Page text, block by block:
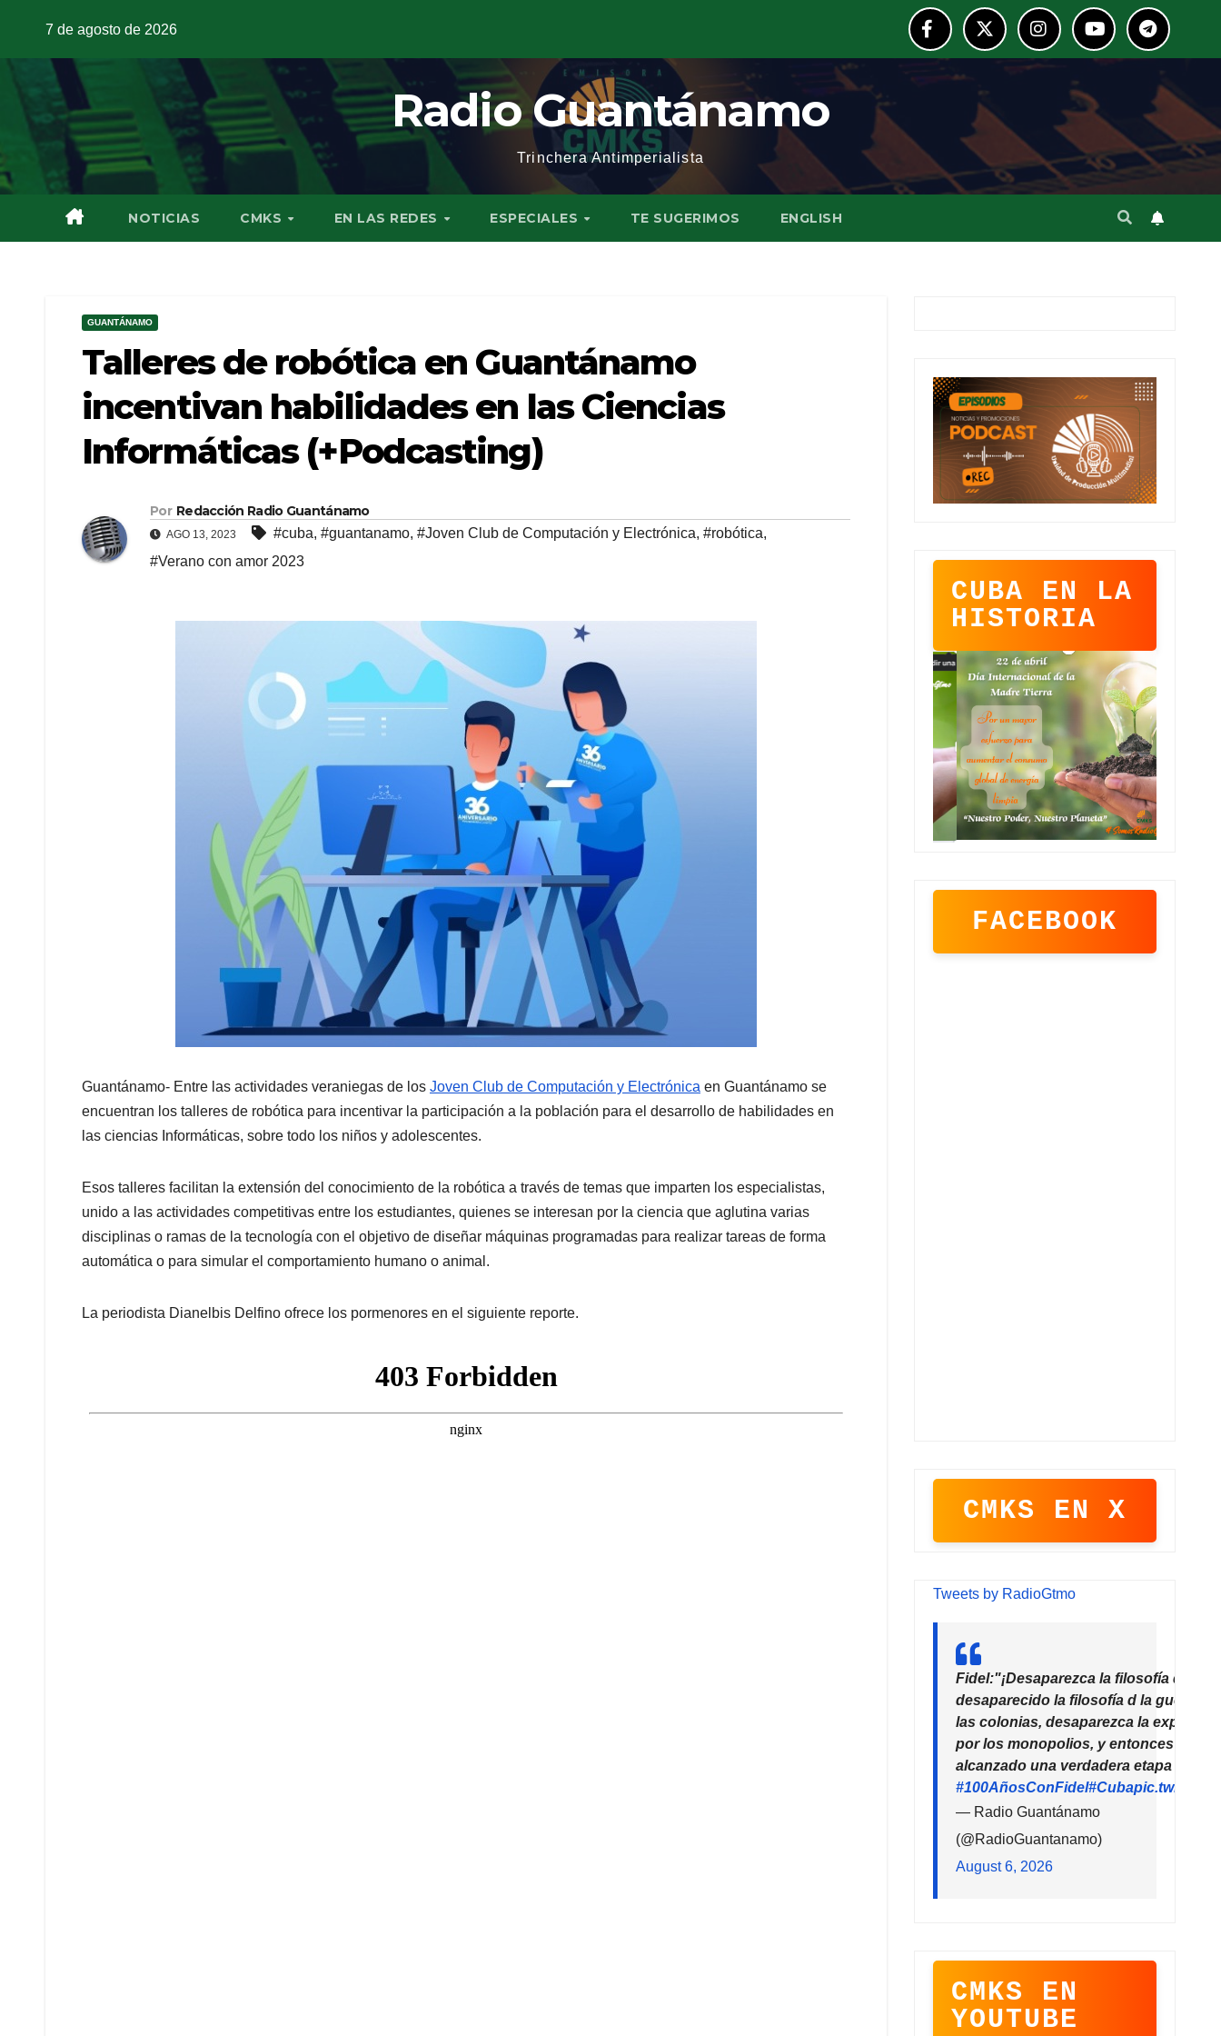
7 de agosto de 2026
Radio Guantánamo
Trinchera Antimperialista
NOTICIAS CMKS EN LAS REDES ESPECIALES TE SUGERIMOS ENGLISH
GUANTÁNAMO
Talleres de robótica en Guantánamo
incentivan habilidades en las Ciencias
Informáticas (+Podcasting)
Por Redacción Radio Guantánamo
AGO 13, 2023 #cuba, #guantanamo, #Joven Club de Computación y Electrónica, #robótica,
#Verano con amor 2023
Guantánamo- Entre las actividades veraniegas de los Joven Club de Computación y Electrónica en Guantánamo se
encuentran los talleres de robótica para incentivar la participación a la población para el desarrollo de habilidades en
las ciencias Informáticas, sobre todo los niños y adolescentes.
Esos talleres facilitan la extensión del conocimiento de la robótica a través de temas que imparten los especialistas,
unido a las actividades competitivas entre los estudiantes, quienes se interesan por la ciencia que aglutina varias
disciplinas o ramas de la tecnología con el objetivo de diseñar máquinas programadas para realizar tareas de forma
automática o para simular el comportamiento humano o animal.
La periodista Dianelbis Delfino ofrece los pormenores en el siguiente reporte.
CUBA EN LA
HISTORIA
FACEBOOK
CMKS EN X
Tweets by RadioGtmo
Fidel:"¡Desaparezca la filosofía del
desaparecido la filosofía d la guerra!
las colonias, desaparezca la
por los monopolios, y entonces la
alcanzado una verdadera etapa de
#100AñosConFidel#Cuba
— Radio Guantánamo
(@RadioGuantanamo)
August 6, 2026
CMKS EN
YOUTUBE